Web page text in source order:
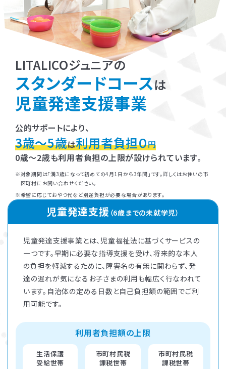
LITALICOジュニアの
スタンダードコースは
児童発達支援事業
公的サポートにより、
3歳～5歳は利用者負担０円
0歳～2歳も利用者負担の上限が設けられています。
対象期間は「満3歳になって初めての4月1日から3年間」です。詳しくはお住いの市
区町村にお問い合わせください。
希望に応じておやつ代など別途負担が必要な場合があります。
児童発達支援 （6歳までの未就学児）
児童発達支援事業とは、児童福祉法に基づくサービスの
一つです。早期に必要な指導支援を受け、将来的な本人
の負担を軽減するために、障害名の有無に関わらず、発
達の遅れが気になるお子さまの利用も幅広く行なわれて
います。自治体の定める日数と自己負担額の範囲でご利
用可能です。
利用者負担額の上限
生活保護
受給世帯
市町村民税
課税世帯
市町村民税
課税世帯